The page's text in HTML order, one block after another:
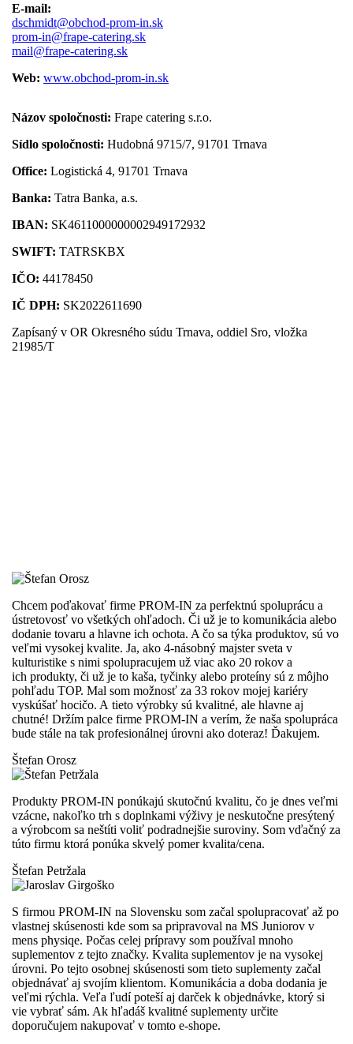
E-mail:
dschmidt@obchod-prom-in.sk
prom-in@frape-catering.sk
mail@frape-catering.sk
Web: www.obchod-prom-in.sk
Názov spoločnosti: Frape catering s.r.o.
Sídlo spoločnosti: Hudobná 9715/7, 91701 Trnava
Office: Logistická 4, 91701 Trnava
Banka: Tatra Banka, a.s.
IBAN: SK4611000000002949172932
SWIFT: TATRSKBX
IČO: 44178450
IČ DPH: SK2022611690
Zapísaný v OR Okresného súdu Trnava, oddiel Sro, vložka
21985/T
Chcem poďakovať firme PROM-IN za perfektnú spoluprácu a
ústretovosť vo všetkých ohľadoch. Či už je to komunikácia alebo
dodanie tovaru a hlavne ich ochota. A čo sa týka produktov, sú vo
veľmi vysokej kvalite. Ja, ako 4-násobný majster sveta v
kulturistike s nimi spolupracujem už viac ako 20 rokov a
ich produkty, či už je to kaša, tyčinky alebo proteíny sú z môjho
pohľadu TOP. Mal som možnosť za 33 rokov mojej kariéry
vyskúšať hocičo. A tieto výrobky sú kvalitné, ale hlavne aj
chutné! Držím palce firme PROM-IN a verím, že naša spolupráca
bude stále na tak profesionálnej úrovni ako doteraz! Ďakujem.
Štefan Orosz
Produkty PROM-IN ponúkajú skutočnú kvalitu, čo je dnes veľmi
vzácne, nakoľko trh s doplnkami výživy je neskutočne presýtený
a výrobcom sa neštíti voliť podradnejšie suroviny. Som vďačný za
túto firmu ktorá ponúka skvelý pomer kvalita/cena.
Štefan Petržala
S firmou PROM-IN na Slovensku som začal spolupracovať až po
vlastnej skúsenosti kde som sa pripravoval na MS Juniorov v
mens physiqe. Počas celej prípravy som používal mnoho
suplementov z tejto značky. Kvalita suplementov je na vysokej
úrovni. Po tejto osobnej skúsenosti som tieto suplementy začal
objednávať aj svojím klientom. Komunikácia a doba dodania je
veľmi rýchla. Veľa ľudí poteší aj darček k objednávke, ktorý si
vie vybrať sám. Ak hľadáš kvalitné suplementy určite
doporučujem nakupovať v tomto e-shope.